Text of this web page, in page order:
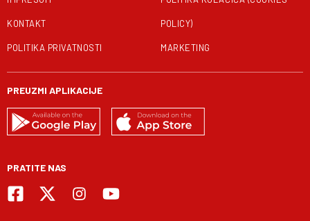
KONTAKT
POLITIKA PRIVATNOSTI
POLICY)
MARKETING
PREUZMI APLIKACIJE
PRATITE NAS